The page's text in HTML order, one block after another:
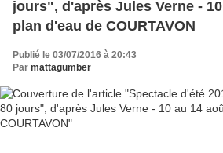
jours", d'après Jules Verne -
plan d'eau de COURTAVON
Publié le 03/07/2016 à 20:43
Par mattagumber